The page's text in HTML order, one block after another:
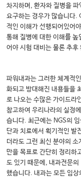
차지하며, 환자와 질병을
요구하는 경우가 많습니다.
적인 이해가 선행되어있어
통해 질병에 대한 이해를
어야 시험 대비는 물론 추
파워내과는 그러한 체계적
화되고 방대해진 내용들을
로 나오는 수많은 가이드라
참고하여 우리나라의 실정
습니다. 최근에는 NGS의
단과 치료에서 획기적인 발
더라도 그런 최신 분야의
만을 목표로 간단히 정리하
도 있기 때문에, 내과전문
했습니다. 내과는 모든 임